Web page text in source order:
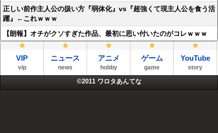
正しい前作主人公の扱い方『弱体化』vs『超強くて現主人公を食う活
躍』←これｗｗｗ
【朗報】オチがクソすぎた作品、最初に思い付いたのがコレｗｗｗ
VIP
vip
ニュース
news
アニメ
hobby
ゲーム
game
YouTube
story
©2011 ワロタあんてな